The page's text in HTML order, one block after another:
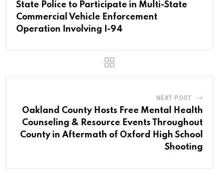
State Police to Participate in Multi-State
Commercial Vehicle Enforcement
Operation Involving I-94
NEXT POST
Oakland County Hosts Free Mental Health
Counseling & Resource Events Throughout
County in Aftermath of Oxford High School
Shooting